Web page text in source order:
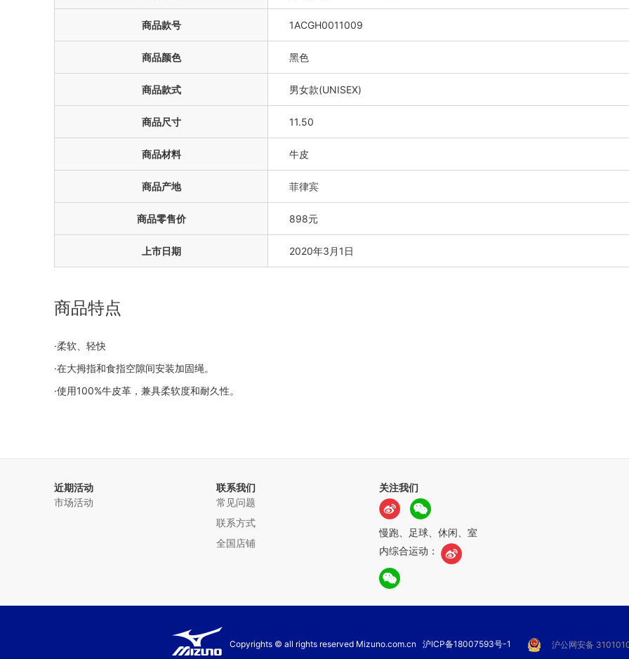
商品款号 1ACGH0011009
商品颜色 黑色
商品款式 男女款(UNISEX)
商品尺寸 11.50
商品材料 牛皮
商品产地 菲律宾
商品零售价 898元
上市日期 2020年3月1日
商品特点
·柔软、轻快
·在大拇指和食指空隙间安装加固绳。
·使用100%牛皮革，兼具柔软度和耐久性。
近期活动
市场活动
联系我们
常见问题
联系方式
全国店铺
关注我们
慢跑、足球、休闲、室
内综合运动：
Copyrights © all rights reserved Mizuno.com.cn 沪ICP备18007593号-1 沪公网安备